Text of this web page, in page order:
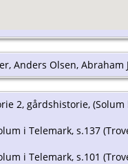
Anders Olsen, Abraham
2, gårdshistorie, (Solum
i Telemark, s.137
i Telemark, s.101